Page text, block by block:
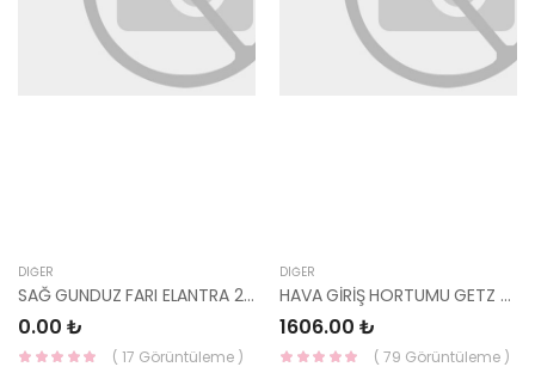
DIĞER
SAĞ GUNDUZ FARI ELANTRA 2020- 92208-AA000 YS
0.00 ₺
( 17 Görüntüleme )
DIĞER
HAVA GİRİŞ HORTUMU GETZ 28138-1C250 KORE
1606.00 ₺
( 79 Görüntüleme )